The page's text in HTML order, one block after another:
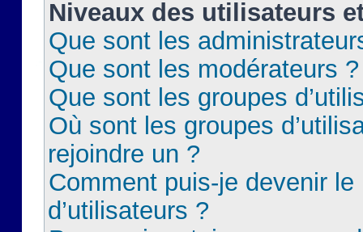
Niveaux des utilisateurs
Que sont les
Que sont les modérateurs ?
Que sont les groupes
Où sont les groupes
rejoindre un ?
Comment puis-je devenir le
d’utilisateurs ?